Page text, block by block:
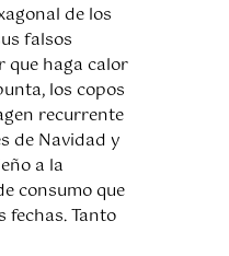
de los
falsos
haga calor
los copos
recurrente
de Navidad y
a la
consumo que
fechas. Tanto